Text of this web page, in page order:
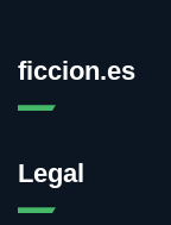
ficcion.es
Legal